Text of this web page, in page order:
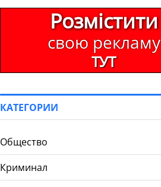
Розмістити
свою рекламу
ТУТ
КАТЕГОРИИ
Общество
Криминал